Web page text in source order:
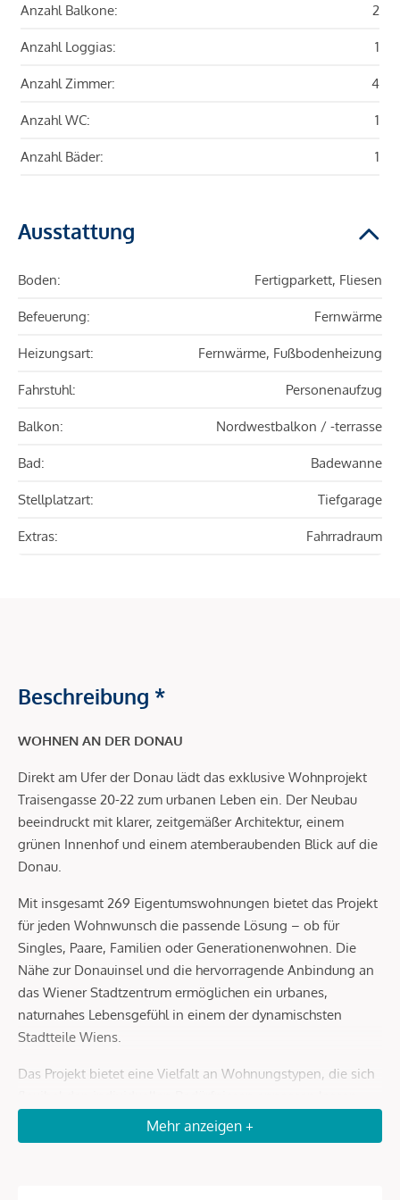
Anzahl Balkone: 2
Anzahl Loggias: 1
Anzahl Zimmer: 4
Anzahl WC: 1
Anzahl Bäder: 1
Ausstattung
Boden: Fertigparkett, Fliesen
Befeuerung: Fernwärme
Heizungsart: Fernwärme, Fußbodenheizung
Fahrstuhl: Personenaufzug
Balkon: Nordwestbalkon / -terrasse
Bad: Badewanne
Stellplatzart: Tiefgarage
Extras: Fahrradraum
Beschreibung *
WOHNEN AN DER DONAU
Direkt am Ufer der Donau lädt das exklusive Wohnprojekt
Traisengasse 20-22 zum urbanen Leben ein. Der Neubau
beeindruckt mit klarer, zeitgemäßer Architektur, einem
grünen Innenhof und einem atemberaubenden Blick auf die
Donau.
Mit insgesamt 269 Eigentumswohnungen bietet das Projekt
für jeden Wohnwunsch die passende Lösung – ob für
Singles, Paare, Familien oder Generationenwohnen. Die
Nähe zur Donauinsel und die hervorragende Anbindung an
das Wiener Stadtzentrum ermöglichen ein urbanes,
naturnahes Lebensgefühl in einem der dynamischsten
Stadtteile Wiens.
Das Projekt bietet eine Vielfalt an Wohnungstypen, die sich
Die sorgfältig gestalteten 2- bis 4-Zimmer-Wohnungen
nutzen den verfügbaren Raum optimal und bieten höchsten
Mehr anzeigen +